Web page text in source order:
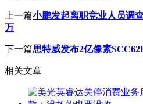
上一篇小鹏发起离职竞业人员调
万
下一篇思特威发布2亿像素
相关文章